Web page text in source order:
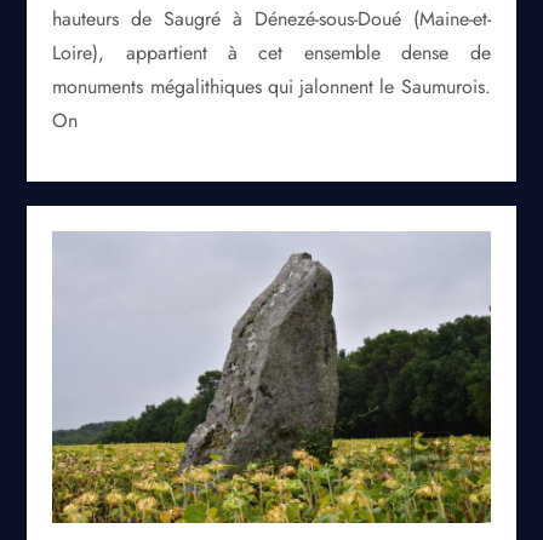
hauteurs de Saugré à Dénezé-sous-Doué (Maine-et-
Loire), appartient à cet ensemble dense de
monuments mégalithiques qui jalonnent le Saumurois.
On